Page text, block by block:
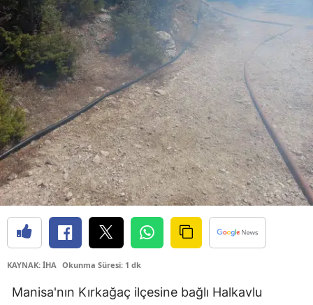
KAYNAK: İHA Okunma Süresi: 1 dk
Manisa'nın Kırkağaç ilçesine bağlı Halkavlu